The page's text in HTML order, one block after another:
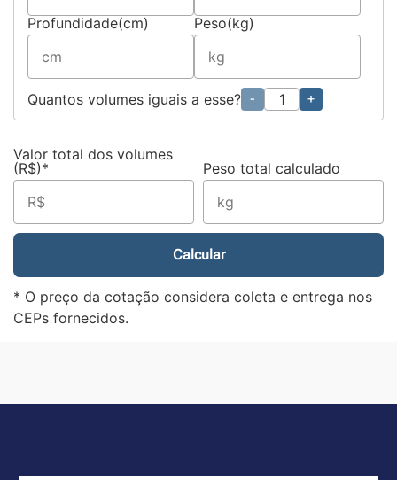
Profundidade(cm) Peso(kg)
Quantos volumes iguais a esse? - +
Valor total dos volumes
(R$)*
Peso total calculado
Calcular
* O preço da cotação considera coleta e entrega nos
CEPs fornecidos.